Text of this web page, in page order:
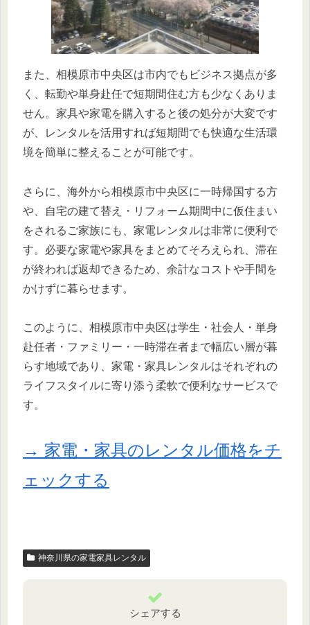
また、相模原市中央区は市内でもビジネス拠点が多
く、転勤や単身赴任で短期間住む方も少なくありま
せん。家具や家電を購入すると後の処分が大変です
が、レンタルを活用すれば短期間でも快適な生活環
境を簡単に整えることが可能です。
さらに、海外から相模原市中央区に一時帰国する方
や、自宅の建て替え・リフォーム期間中に仮住まい
をされるご家族にも、家電レンタルは非常に便利で
す。必要な家電や家具をまとめてそろえられ、滞在
が終われば返却できるため、余計なコストや手間を
かけずに暮らせます。
このように、相模原市中央区は学生・社会人・単身
赴任者・ファミリー・一時滞在者まで幅広い層が暮
らす地域であり、家電・家具レンタルはそれぞれの
ライフスタイルに寄り添う柔軟で便利なサービスで
す。
→ 家電・家具のレンタル価格をチ
ェックする
神奈川県の家電家具レンタル
シェアする